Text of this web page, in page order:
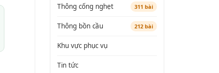
Thông cống nghẹt 311 bài
Thông bồn cầu 212 bài
Khu vực phục vụ
Tin tức